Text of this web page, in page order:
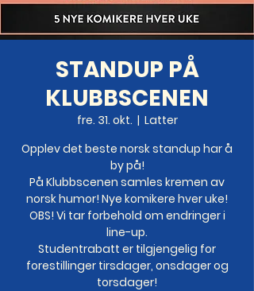
STANDUP PÅ
KLUBBSCENEN
fre. 31. okt.
  |
Latter
Opplev det beste norsk standup har å
by på!
På Klubbscenen samles kremen av
norsk humor! Nye komikere hver uke!
OBS! Vi tar forbehold om endringer i
line-up.
Studentrabatt er tilgjengelig for
forestillinger tirsdager, onsdager og
torsdager!